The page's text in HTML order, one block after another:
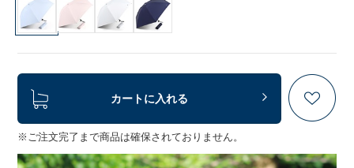
カートに入れる
※ご注文完了まで商品は確保されておりません。